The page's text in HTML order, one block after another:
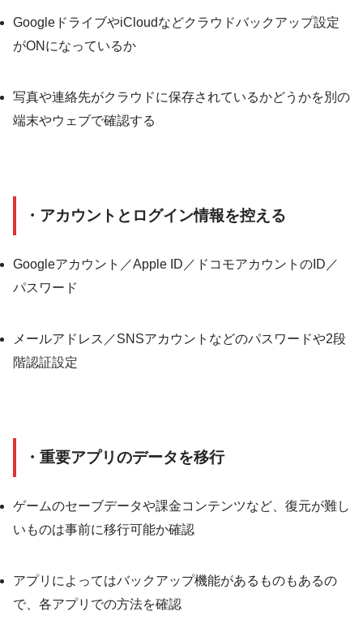
GoogleドライブやiCloudなどクラウドバックアップ設定
がONになっているか
写真や連絡先がクラウドに保存されているかどうかを別の
端末やウェブで確認する
・アカウントとログイン情報を控える
Googleアカウント／Apple ID／ドコモアカウントのID／
パスワード
メールアドレス／SNSアカウントなどのパスワードや2段
階認証設定
・重要アプリのデータを移行
ゲームのセーブデータや課金コンテンツなど、復元が難し
いものは事前に移行可能か確認
アプリによってはバックアップ機能があるものもあるの
で、各アプリでの方法を確認